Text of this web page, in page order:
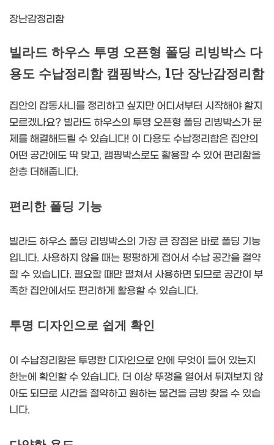
장난감정리함
빌라드 하우스 투명 오픈형 폴딩 리빙박스 다
용도 수납정리함 캠핑박스, 1단 장난감정리함
집안의 잡동사니를 정리하고 싶지만 어디서부터 시작해야 할지
모르겠나요? 빌라드 하우스의 투명 오픈형 폴딩 리빙박스가 문
제를 해결해드릴 수 있습니다! 이 다용도 수납정리함은 집안의
어떤 공간에도 딱 맞고, 캠핑박스로도 활용할 수 있어 편리함을
한층 더해줍니다.
편리한 폴딩 기능
빌라드 하우스 폴딩 리빙박스의 가장 큰 장점은 바로 폴딩 기능
입니다. 사용하지 않을 때는 평평하게 접어서 수납 공간을 절약
할 수 있습니다. 필요할 때만 펼쳐서 사용하면 되므로 공간이 부
족한 집안에서도 편리하게 활용할 수 있습니다.
투명 디자인으로 쉽게 확인
이 수납정리함은 투명한 디자인으로 안에 무엇이 들어 있는지
한눈에 확인할 수 있습니다. 더 이상 뚜껑을 열어서 뒤져보지 않
아도 되므로 시간을 절약하고 원하는 물건을 금방 찾을 수 있습
니다.